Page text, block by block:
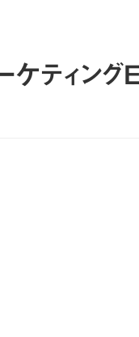
ケティン